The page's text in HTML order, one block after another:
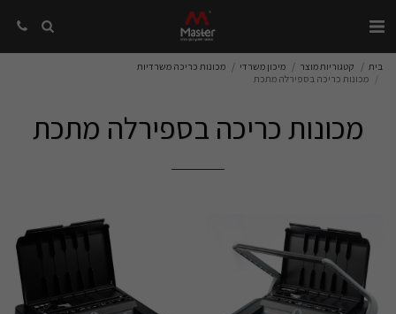
בית קטגוריות מוצר מיכון משרדי
מכונות כריכה משרדיות
מכונות כריכה בספירלה מתכת
מכונות כריכה בספירלה מתכת